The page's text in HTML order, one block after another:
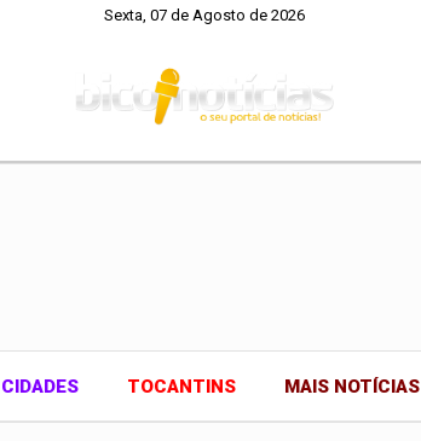
Sexta, 07 de Agosto de 2026
CIDADES TOCANTINS MAIS NOTÍCIAS